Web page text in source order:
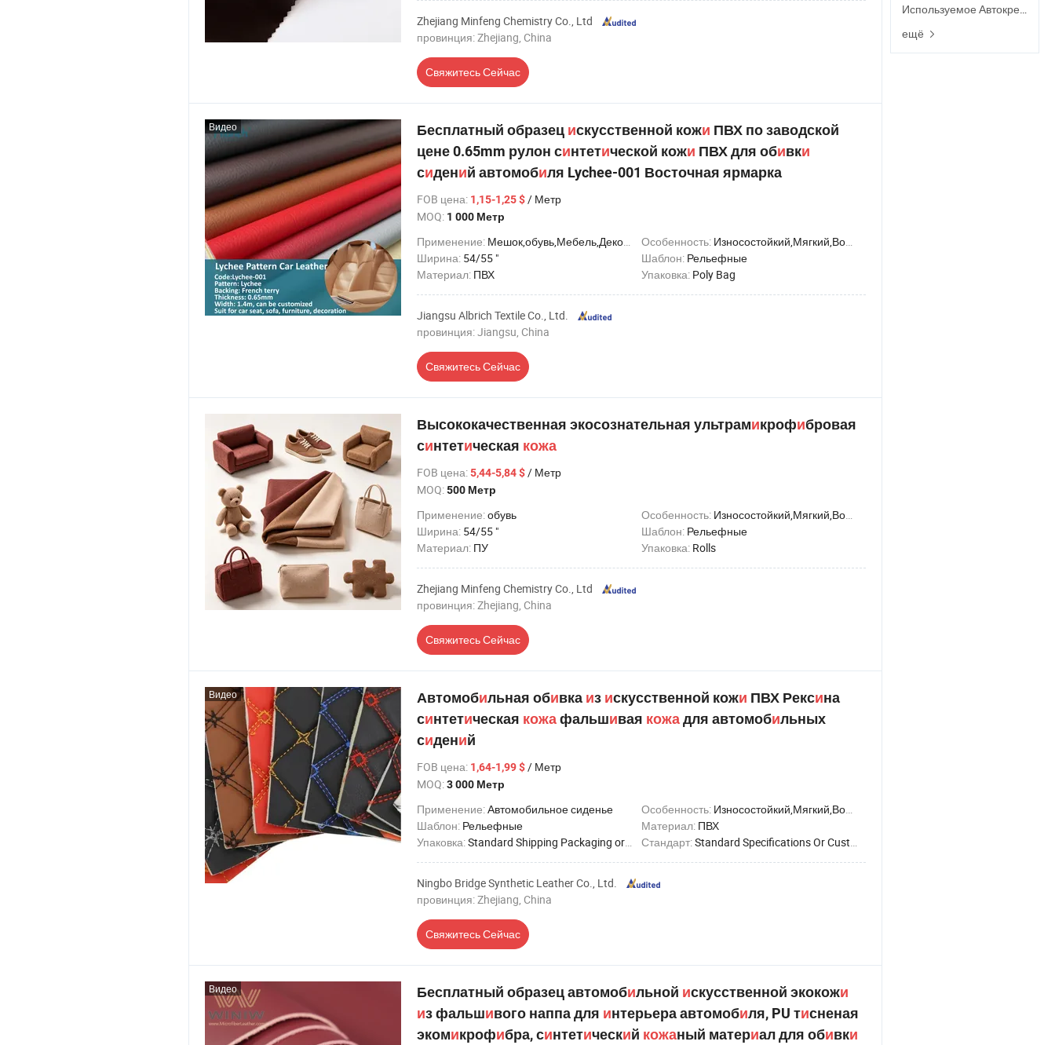
Zhejiang Minfeng Chemistry Co., Ltd
провинция: Zhejiang, China
Свяжитесь Сейчас
Бесплатный образец искусственной кожи ПВХ по заводской
цене 0.65mm рулон синтетической кожи ПВХ для обивки
сидений автомобиля Lychee-001 Восточная ярмарка
FOB цена: 1,15-1,25 $/ Метр
MOQ: 1 000 Метр
Применение: Мешок,обувь,Мебель,Декоративный,Автомобильное сиденье,Домашний текстиль,Подкладка,Ремень Особенность: Износостойкий,Мягкий,Водонепроницаемый,Эластичный,Анти-роса
Ширина: 54/55 " Шаблон: Рельефные
Материал: ПВХ Упаковка: Poly Bag
Jiangsu Albrich Textile Co., Ltd.
провинция: Jiangsu, China
Свяжитесь Сейчас
Видео
Высококачественная экосознательная ультрамикрофибровая
синтетическая кожа
FOB цена:5,44-5,84 $/ Метр
MOQ:500 Метр
Применение:обувь Особенность: Износостойкий,Мягкий,Водонепроницаемый,Эластичный,Анти-роса
Ширина: 54/55 " Шаблон: Рельефные
Материал: ПУ Упаковка: Rolls
Zhejiang Minfeng Chemistry Co., Ltd
провинция: Zhejiang, China
Свяжитесь Сейчас
Автомобильная обивка из искусственной кожи ПВХ Рексина
синтетическая кожафальшивая кожадля автомобильных
сидений
FOB цена: 1,64-1,99 $/ Метр
MOQ:3 000 Метр
Применение:Автомобильное сиденье Особенность: Износостойкий,Мягкий,Водонепроницаемый,Эластичный,Анти-роса
Шаблон: Рельефные Материал: ПВХ
Упаковка:Standard Shipping Packaging or Customized Стандарт:Standard Specifications Or Customized
Ningbo Bridge Synthetic Leather Co., Ltd.
провинция: Zhejiang, China
Свяжитесь Сейчас
Видео
Бесплатный образец автомобильной искусственной экокожи
из фальшивого наппа для интерьера автомобиля, PU тисненая
экомикрофибра, синтетический кожаный материал для обивки
Видео
Используемое Автокресло
ещё